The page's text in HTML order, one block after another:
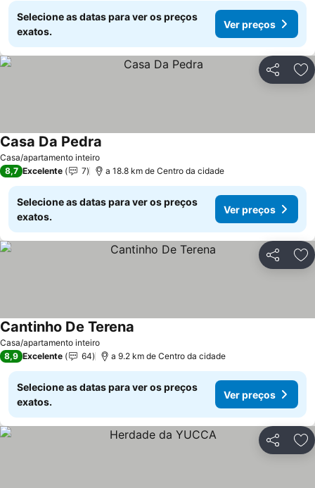
Selecione as datas para ver os preços
exatos.
Ver preços
Partilhar
Casa/apartamento inteiro
Casa Da Pedra
8,7 Excelente 7 a 18.8 km de Centro da cidade
Selecione as datas para ver os preços
exatos.
Ver preços
Partilhar
Casa/apartamento inteiro
Cantinho De Terena
8,9 Excelente 64 a 9.2 km de Centro da cidade
Selecione as datas para ver os preços
exatos.
Ver preços
Partilhar